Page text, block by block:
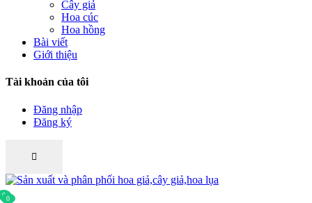
Cây giả
Hoa cúc
Hoa hồng
Bài viết
Giới thiệu
Tài khoản của tôi
Đăng nhập
Đăng ký
00